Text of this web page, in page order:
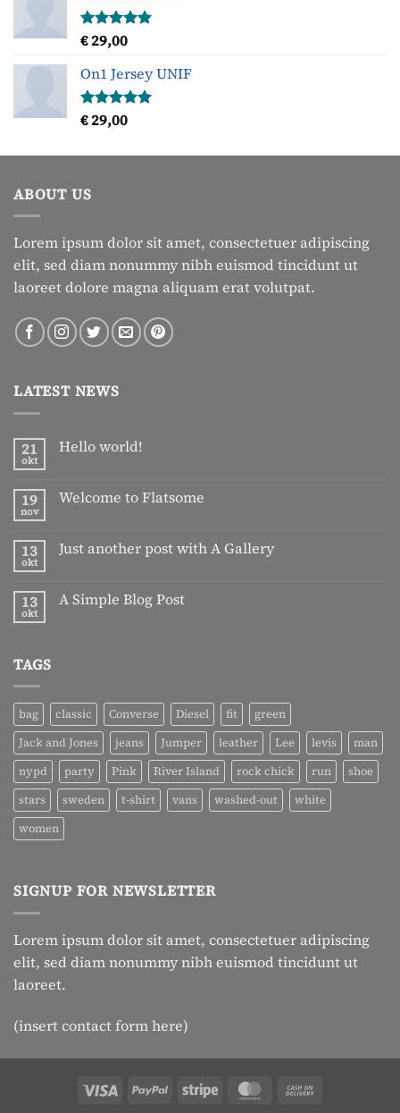
Gewaardeerd
uit 5
€29,00
On1 Jersey UNIF
Gewaardeerd
uit 5
€29,00
ABOUT US
Lorem ipsum dolor sit amet, consectetuer adipiscing
elit, sed diam nonummy nibh euismod tincidunt ut
laoreet dolore magna aliquam erat volutpat.
LATEST NEWS
21
okt
Hello world!
Hello
19
nov
Welcome to Flatsome
Welcome
13
okt
Just another post with A Gallery
Just
13
okt
A Simple Blog Post
TAGS
bag classic Converse Diesel fit
green
Jack and Jones
jeans Jumper leather Lee levis
man
nypd
party Pink River Island rock chick run
shoe
stars
sweden t-shirt vans washed-out
white
women
SIGNUP FOR NEWSLETTER
Lorem ipsum dolor sit amet, consectetuer adipiscing
elit, sed diam nonummy nibh euismod tincidunt ut
laoreet.
(insert contact form here)
Visa PayPal Stripe MasterCard